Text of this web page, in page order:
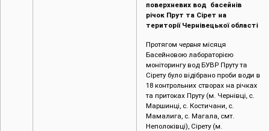
поверхневих вод басейнів
річок Прут та Сірет на
території Чернівецької області
Протягом червня місяця
Басейновою лабораторією
моніторингу вод БУВР Пруту та
Сірету було відібрано проби води в
18 контрольних створах на річках
та притоках Пруту (м. Чернівці, c.
Маршинці, с. Костичани, с.
Мамалига, с. Магала, смт.
Неполоківці), Сірету (м.